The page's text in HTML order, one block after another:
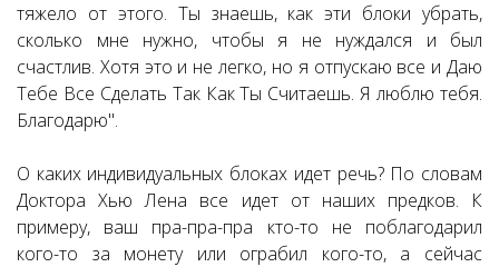
тяжело от этого. Ты знаешь, как эти блоки убрать,
сколько мне нужно, чтобы я не нуждался и был
счастлив. Хотя это и не легко, но я отпускаю все и Даю
Тебе Все Сделать Так Как Ты Считаешь. Я люблю тебя.
Благодарю".
О каких индивидуальных блоках идет речь? По словам
Доктора Хью Лена все идет от наших предков. К
примеру, ваш пра-пра-пра кто-то не поблагодарил
кого-то за монету или ограбил кого-то, а сейчас